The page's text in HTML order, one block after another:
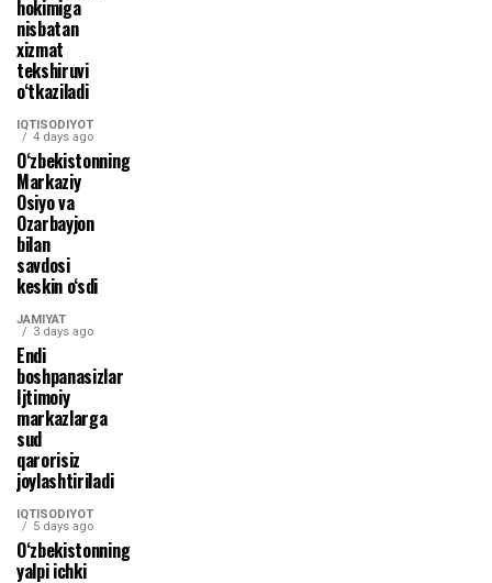
hokimiga
nisbatan
xizmat
tekshiruvi
o‘tkaziladi
IQTISODIYOT
4 days ago
O‘zbekistonning
Markaziy
Osiyo va
Ozarbayjon
bilan
savdosi
keskin o‘sdi
JAMIYAT
3 days ago
Endi
boshpanasizlar
Ijtimoiy
markazlarga
sud
qarorisiz
joylashtiriladi
IQTISODIYOT
5 days ago
O‘zbekistonning
yalpi ichki